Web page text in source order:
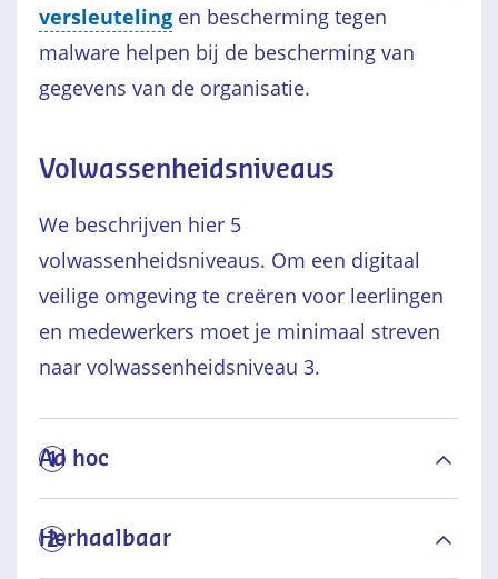
versleuteling en bescherming tegen
malware helpen bij de bescherming van
gegevens van de organisatie.
Volwassenheidsniveaus
We beschrijven hier 5
volwassenheidsniveaus. Om een digitaal
veilige omgeving te creëren voor leerlingen
en medewerkers moet je minimaal streven
naar volwassenheidsniveau 3.
1
Ad hoc
2
Herhaalbaar